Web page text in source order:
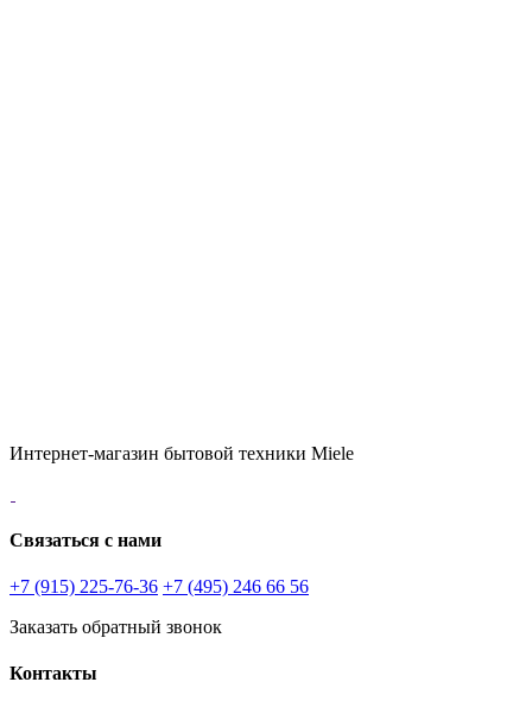
Интернет-магазин бытовой техники Miele
Связаться с нами
+7 (915) 225-76-36 +7 (495) 246 66 56
Заказать обратный звонок
Контакты